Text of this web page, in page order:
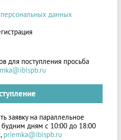
данных
для поступления просьба
заявку на параллельное
дням с 10:00 до 18:00
priemka@ibispb.ru